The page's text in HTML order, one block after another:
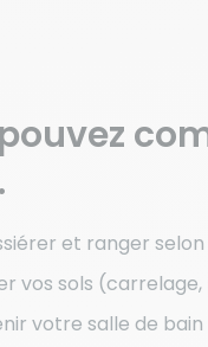
et ranger
vos sols
votre salle de bain